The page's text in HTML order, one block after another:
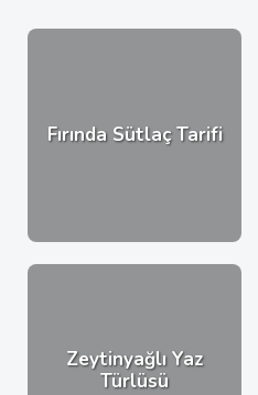
Fırında Sütlaç Tarifi
Zeytinyağlı Yaz
Türlüsü